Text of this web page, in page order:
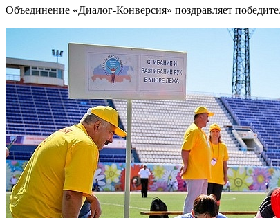
Объединение «Диалог-Конверсия» поздравляет